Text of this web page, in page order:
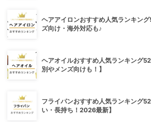
ヘアアイロンおすすめ人気ランキン
ズ向け・海外対応も♪
ヘアオイルおすすめ人気ランキング
別やメンズ向けも！】
フライパンおすすめ人気ランキング
い・長持ち！2026最新】